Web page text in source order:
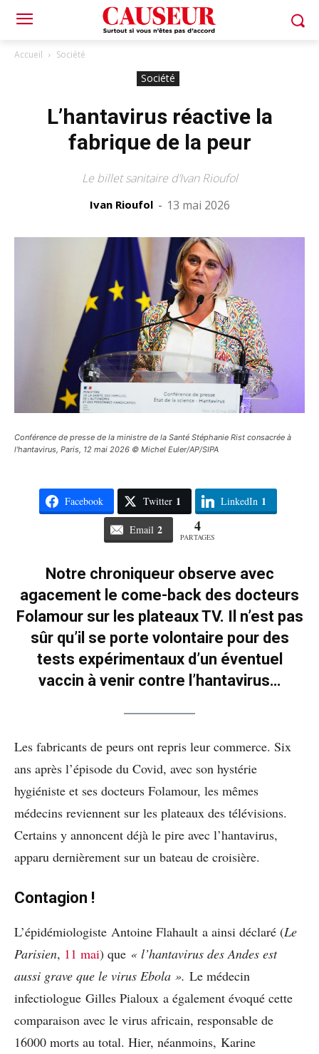
Accueil Société
Société
L’hantavirus réactive la
fabrique de la peur
Le billet sanitaire d’Ivan Rioufol
Ivan Rioufol - 13 mai 2026
Conférence de presse de la ministre de la Santé Stéphanie Rist consacrée à
l'hantavirus, Paris, 12 mai 2026 © Michel Euler/AP/SIPA
Facebook Twitter 1 LinkedIn 1
Email 2 4
PARTAGES
Notre chroniqueur observe avec
agacement le come-back des docteurs
Folamour sur les plateaux TV. Il n’est pas
sûr qu’il se porte volontaire pour des
tests expérimentaux d’un éventuel
vaccin à venir contre l’hantavirus…
Les fabricants de peurs ont repris leur commerce. Six
ans après l’épisode du Covid, avec son hystérie
hygiéniste et ses docteurs Folamour, les mêmes
médecins reviennent sur les plateaux des télévisions.
Certains y annoncent déjà le pire avec l’hantavirus,
apparu dernièrement sur un bateau de croisière.
Contagion !
L’épidémiologiste Antoine Flahault a ainsi déclaré (Le
Parisien, 11 mai) que « l’hantavirus des Andes est
aussi grave que le virus Ebola ». Le médecin
infectiologue Gilles Pialoux a également évoqué cette
comparaison avec le virus africain, responsable de
16000 morts au total. Hier, néanmoins, Karine